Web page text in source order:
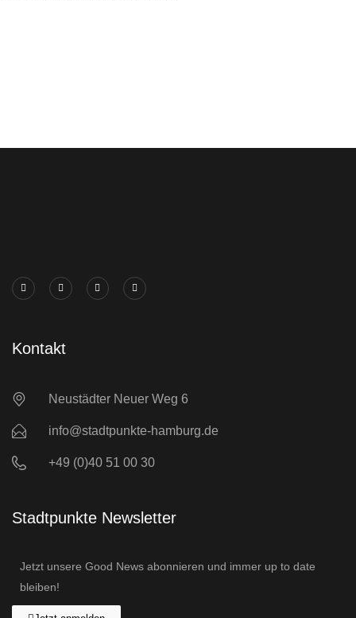
Kontakt
Neustädter Neuer Weg 6
info@stadtpunkte-hamburg.de
+49 (0)40 51 00 30
Stadtpunkte Newsletter
Jetzt unsere Good News abonnieren und immer up to date
bleiben!